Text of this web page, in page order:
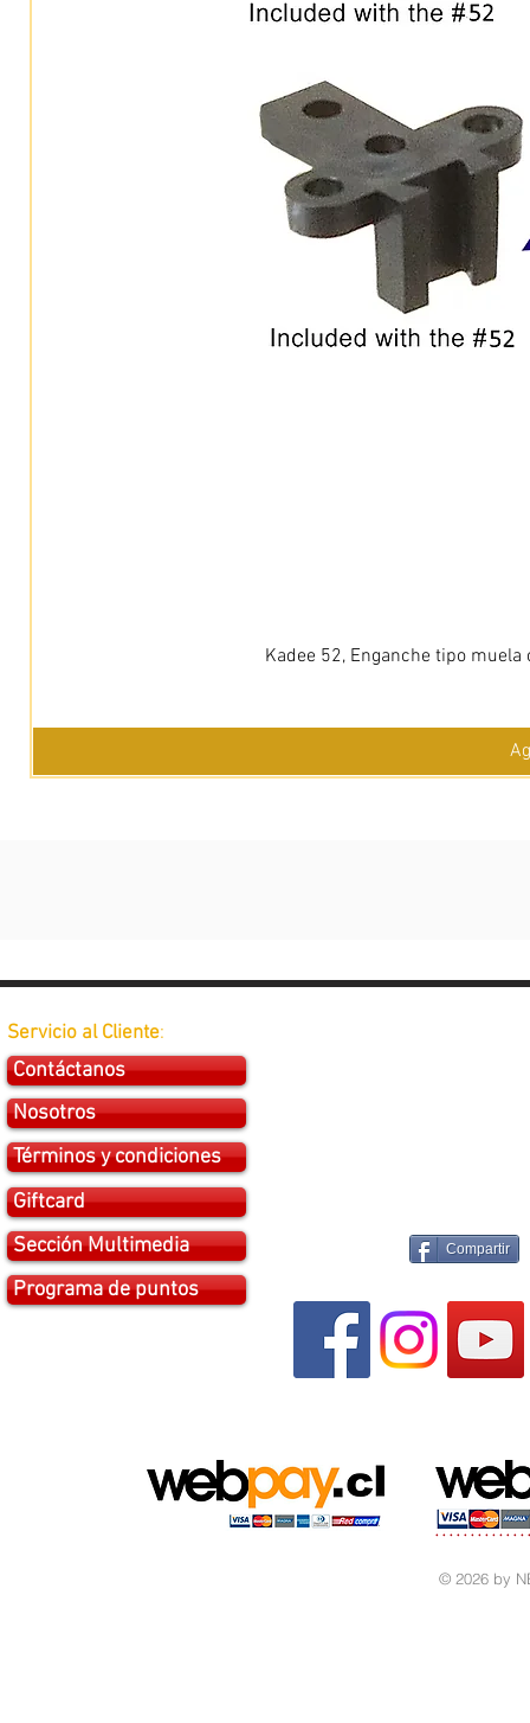
Kadee 52, Enganche tipo
Servicio al Cliente:
Contáctanos
Nosotros
Términos y condiciones
Giftcard
Sección Multimedia
Programa de puntos
Compartir
© 2026 by